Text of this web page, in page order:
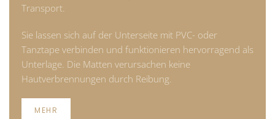
Transport.
Sie lassen sich auf der Unterseite mit PVC- oder
Tanztape verbinden und funktionieren hervorragend als
Unterlage. Die Matten verursachen keine
Hautverbrennungen durch Reibung.
MEHR